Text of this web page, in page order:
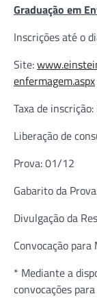
Graduação em
Inscrições até o
Site:
enfermagem.aspx
Taxa de
Liberação de
Prova: 01/12
Gabarito da
Divulgação da
Convocação
* Mediante a
convocações